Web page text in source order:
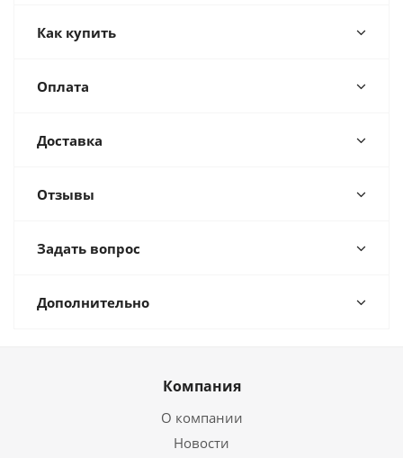
Как купить
Оплата
Доставка
Отзывы
Задать вопрос
Дополнительно
Компания
О компании
Новости